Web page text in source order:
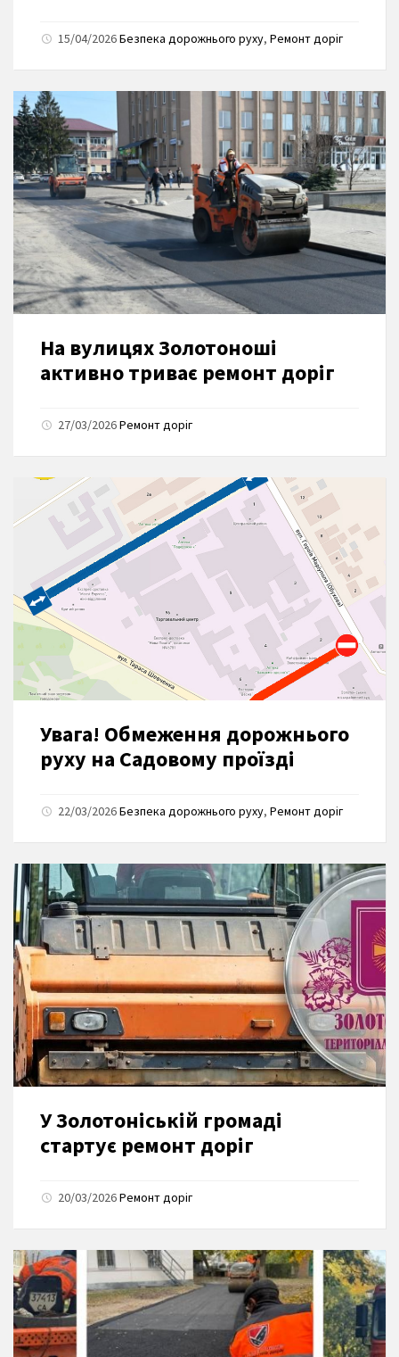
15/04/2026Безпека дорожнього руху, Ремонт доріг
На вулицях Золотоноші
активно триває ремонт доріг
27/03/2026Ремонт доріг
Увага! Обмеження дорожнього
руху на Садовому проїзді
22/03/2026Безпека дорожнього руху, Ремонт доріг
У Золотоніській громаді
стартує ремонт доріг
20/03/2026Ремонт доріг